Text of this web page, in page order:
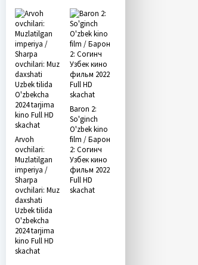
Arvoh
ovchilari:
Muzlatilgan
imperiya /
Sharpa
ovchilari: Muz
daxshati
Uzbek tilida
O'zbekcha
2024 tarjima
kino Full HD
skachat
Baron 2:
So'ginch
O'zbek kino
film / Барон
2: Согинч
Узбек кино
фильм 2022
Full HD
skachat